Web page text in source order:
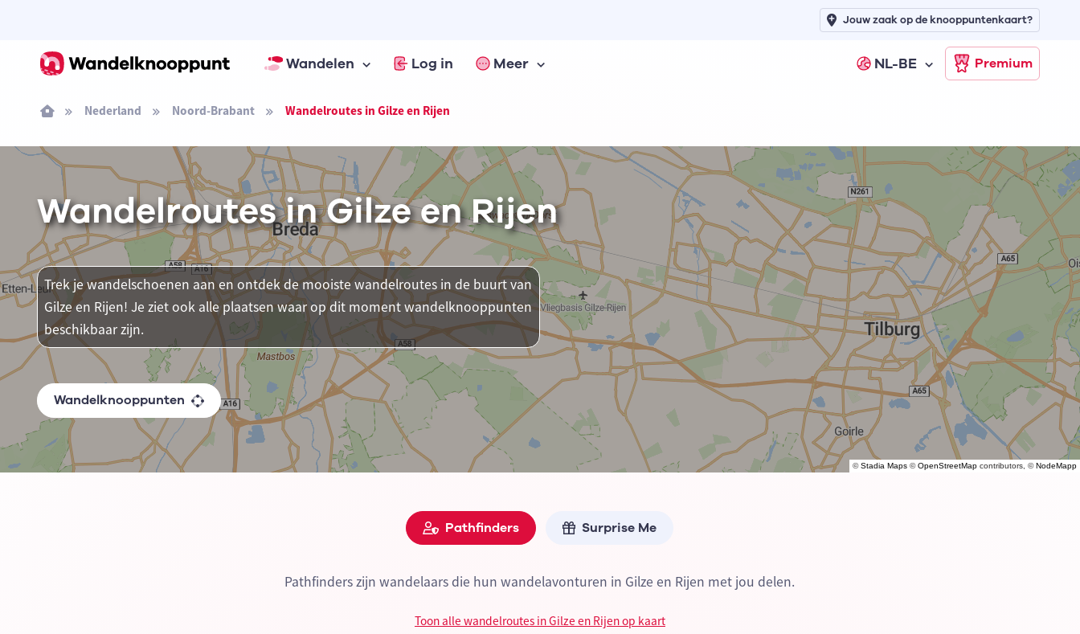
Wandelen Log in Meer NL-BE Premium
Jouw zaak op de knooppuntenkaart?
Nederland Noord-Brabant Wandelroutes in Gilze en Rijen
©Stadia Maps ©OpenStreetMap contributors, ©NodeMapp
Wandelroutes in Gilze en Rijen
Trek je wandelschoenen aan en ontdek de mooiste wandelroutes in de buurt van
Gilze en Rijen! Je ziet ook alle plaatsen waar op dit moment wandelknooppunten
beschikbaar zijn.
Wandelknooppunten
Pathfinders Surprise Me
Pathfinders zijn wandelaars die hun wandelavonturen in Gilze en Rijen met jou delen.
Toon alle wandelroutes in Gilze en Rijen op kaart